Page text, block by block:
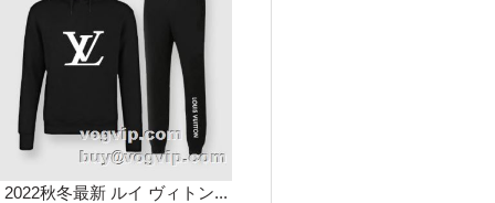
2022秋冬最新 ルイ ヴィトン...